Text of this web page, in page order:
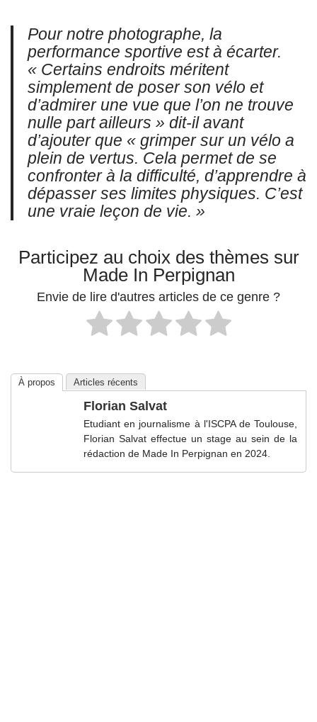
Pour notre photographe, la
performance sportive est à écarter.
« Certains endroits méritent
simplement de poser son vélo et
d’admirer une vue que l’on ne trouve
nulle part ailleurs » dit-il avant
d’ajouter que « grimper sur un vélo a
plein de vertus. Cela permet de se
confronter à la difficulté, d’apprendre à
dépasser ses limites physiques. C’est
une vraie leçon de vie. »
Participez au choix des thèmes sur
Made In Perpignan
Envie de lire d'autres articles de ce genre ?
À propos Articles récents
Florian Salvat
Etudiant en journalisme à l'ISCPA de Toulouse,
Florian Salvat effectue un stage au sein de la
rédaction de Made In Perpignan en 2024.